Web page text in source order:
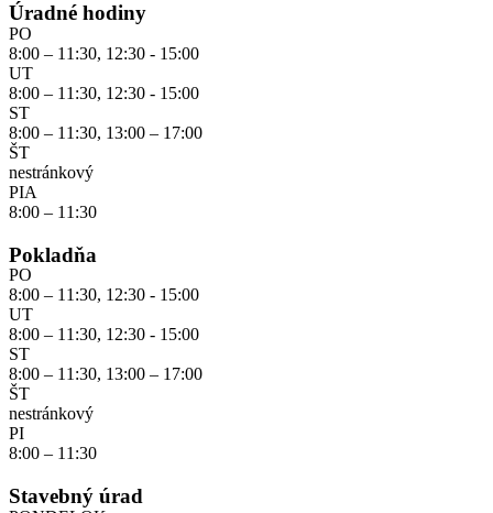
Úradné hodiny
PO
8:00 – 11:30, 12:30 - 15:00
UT
8:00 – 11:30, 12:30 - 15:00
ST
8:00 – 11:30, 13:00 – 17:00
ŠT
nestránkový
PIA
8:00 – 11:30
Pokladňa
PO
8:00 – 11:30, 12:30 - 15:00
UT
8:00 – 11:30, 12:30 - 15:00
ST
8:00 – 11:30, 13:00 – 17:00
ŠT
nestránkový
PI
8:00 – 11:30
Stavebný úrad